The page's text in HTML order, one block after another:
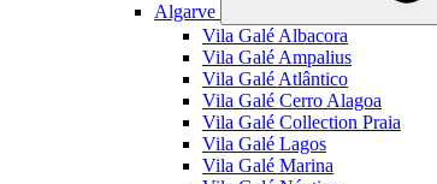
Algarve
Vila Galé Albacora
Vila Galé Ampalius
Vila Galé Atlântico
Vila Galé Cerro Alagoa
Vila Galé Collection Praia
Vila Galé Lagos
Vila Galé Marina